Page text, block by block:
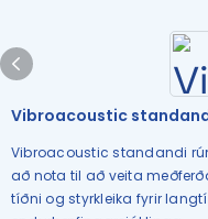
Vibroacoustic
Vibroacoustic standandi
að nota til að veita
tíðni og styrkleika fyrir